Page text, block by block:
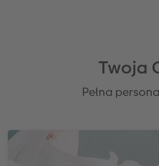
Twoja
Pełna